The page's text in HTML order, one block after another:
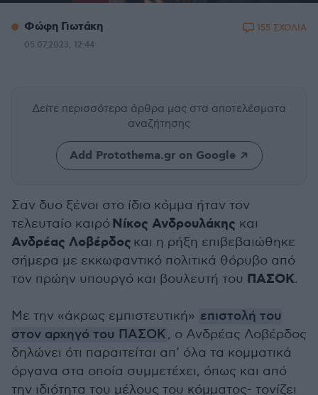
Φώφη Γιωτάκη
05.07.2023, 12:44
155 ΣΧΟΛΙΑ
Δείτε περισσότερα άρθρα μας στα αποτελέσματα
αναζήτησης
Add Protothema.gr on Google
Σαν δυο ξένοι στο ίδιο κόμμα ήταν τον
τελευταίο καιρόΝίκος Ανδρουλάκης και
Ανδρέας Λοβέρδος και η ρήξη επιβεβαιώθηκε
σήμερα με εκκωφαντικό πολιτικά θόρυβο από
τον πρώην υπουργό και βουλευτή του ΠΑΣΟΚ.
Με την «άκρως εμπιστευτική» επιστολή του
στον αρχηγό του ΠΑΣΟΚ, ο Ανδρέας Λοβέρδος
δηλώνει ότι παραιτείται απ’ όλα τα κομματικά
όργανα στα οποία συμμετέχει, όπως και από
την ιδιότητα του μέλους του κόμματος- τονίζει